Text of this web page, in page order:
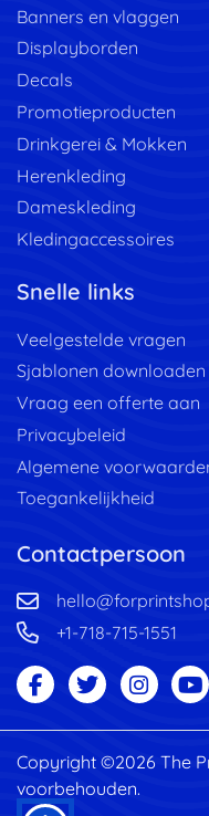
Banners en vlaggen
Displayborden
Decals
Promotieproducten
Drinkgerei & Mokken
Herenkleding
Dameskleding
Kledingaccessoires
Snelle links
Veelgestelde vragen
Sjablonen downloaden
Vraag een offerte aan
Privacybeleid
Algemene
Toegankelijkheid
Contactpersoon
+1-718-715-1551
Copyright ©2026 The
voorbehouden.